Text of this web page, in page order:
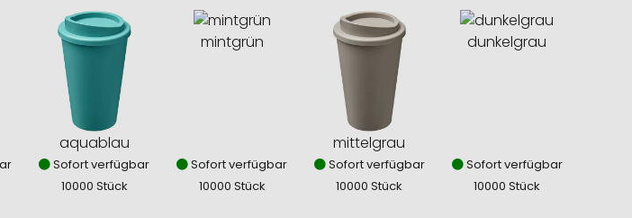
aquablau
Sofort verfügbar
10000 Stück
mintgrün
Sofort verfügbar
10000 Stück
mittelgrau
Sofort verfügbar
10000 Stück
dunkelgrau
Sofort verfügbar
10000 Stück